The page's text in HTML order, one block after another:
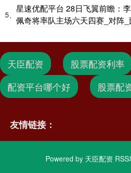
5、
星速优配平台 28日飞翼前瞻：
佩奇将率队主场六天四赛_对阵_
天臣配资
股票配资利率
配资平台哪个好
股票配
友情链接：
Powered by 天臣配资